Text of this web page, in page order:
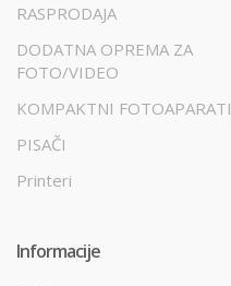
RASPRODAJA
DODATNA OPREMA ZA
FOTO/VIDEO
KOMPAKTNI FOTOAPARATI
PISAČI
Printeri
Informacije